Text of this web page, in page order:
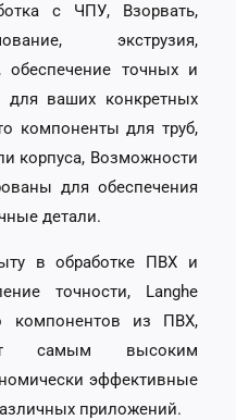
с ЧПУ, Взорвать,
экструзия,
точных и
для ваших конкретных
компоненты для труб,
корпуса, Возможности
для обеспечения
детали.
в обработке ПВХ и
точности, Langhe
компонентов из ПВХ,
самым высоким
эффективные
приложений.